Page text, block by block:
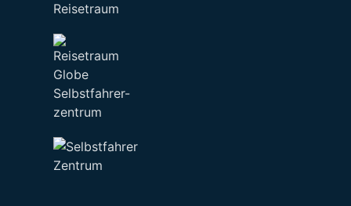
Reisetraum
Selbstfahrer-
zentrum